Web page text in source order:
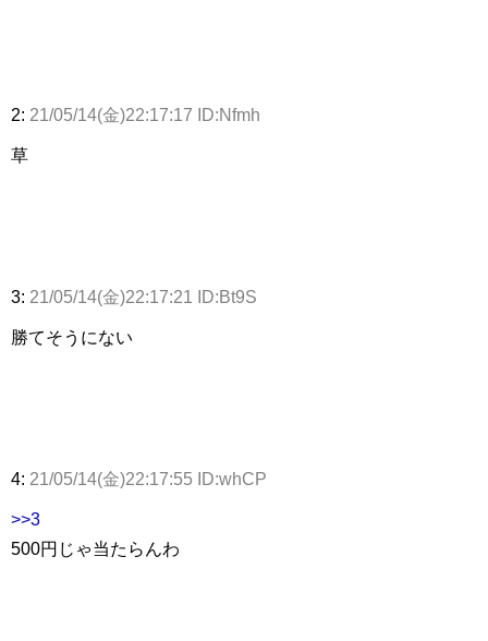
2: 21/05/14(金)22:17:17 ID:Nfmh
草
3: 21/05/14(金)22:17:21 ID:Bt9S
勝てそうにない
4: 21/05/14(金)22:17:55 ID:whCP
>>3
500円じゃ当たらんわ